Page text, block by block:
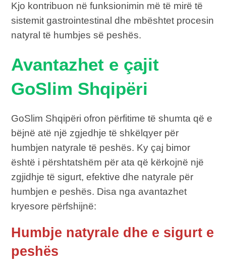
Kjo kontribuon në funksionimin më të mirë të
sistemit gastrointestinal dhe mbështet procesin
natyral të humbjes së peshës.
Avantazhet e çajit
GoSlim Shqipëri
GoSlim Shqipëri ofron përfitime të shumta që e
bëjnë atë një zgjedhje të shkëlqyer për
humbjen natyrale të peshës. Ky çaj bimor
është i përshtatshëm për ata që kërkojnë një
zgjidhje të sigurt, efektive dhe natyrale për
humbjen e peshës. Disa nga avantazhet
kryesore përfshijnë:
Humbje natyrale dhe e sigurt e
peshës